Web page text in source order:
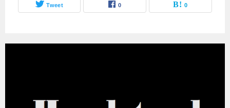
Tweet 0 0